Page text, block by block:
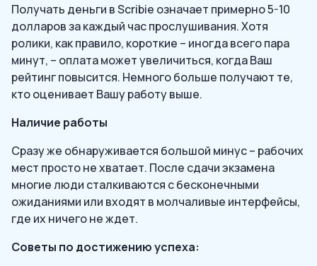
Получать деньги в Scribie означает примерно 5-10
долларов за каждый час прослушивания. Хотя
ролики, как правило, короткие – иногда всего пара
минут, – оплата может увеличиться, когда Ваш
рейтинг повысится. Немного больше получают те,
кто оценивает Вашу работу выше.
Наличие работы
Сразу же обнаруживается большой минус – рабочих
мест просто не хватает. После сдачи экзамена
многие люди сталкиваются с бесконечными
ожиданиями или входят в молчаливые интерфейсы,
где их ничего не ждет.
Советы по достижению успеха: